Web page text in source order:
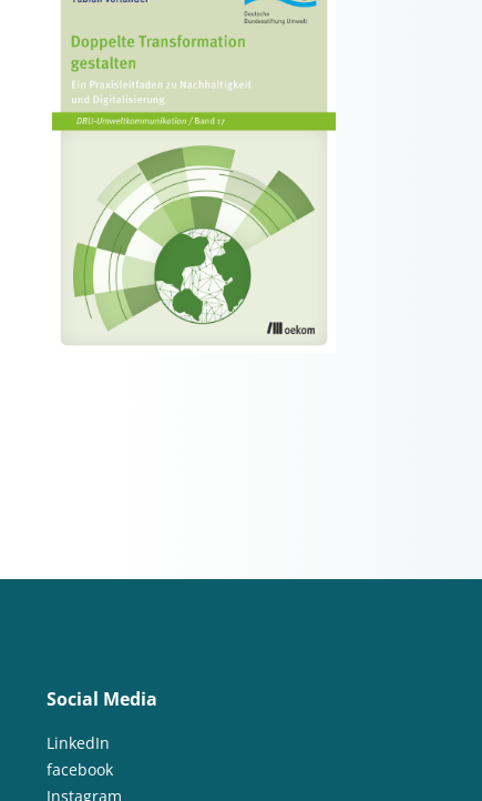
Social Media
LinkedIn
facebook
Instagram